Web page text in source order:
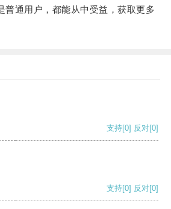
通用户，都能从中受益，获取更多
支持[0] 反对[0]
支持[0] 反对[0]